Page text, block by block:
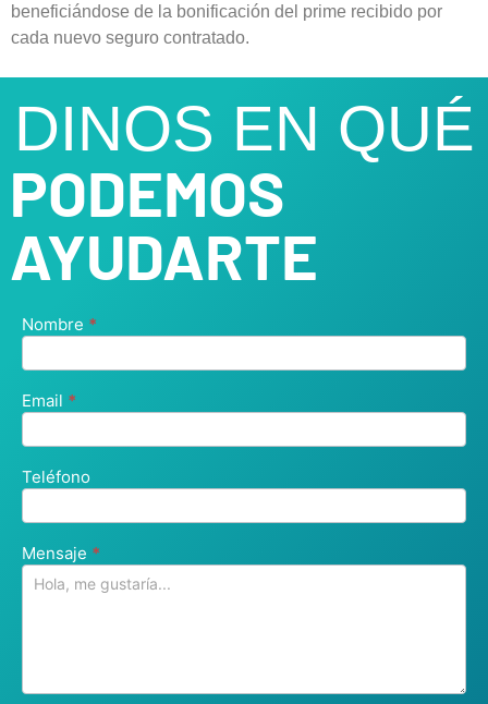
beneficiándose de la bonificación del prime recibido por
cada nuevo seguro contratado.
DINOS EN QUÉ
PODEMOS
AYUDARTE
Contact
Nombre *
Email *
Teléfono
Mensaje *